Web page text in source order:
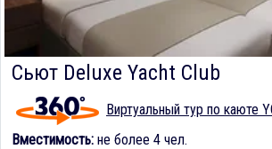
Сьют Deluxe Yacht Club
Виртуальный тур по каюте
Вместимость: не более 4 чел.